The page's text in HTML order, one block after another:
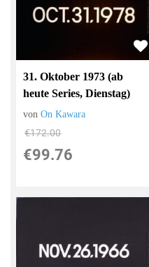
31. Oktober 1973 (ab
heute Series, Dienstag)
vonOn Kawara
€172.00
€99.76